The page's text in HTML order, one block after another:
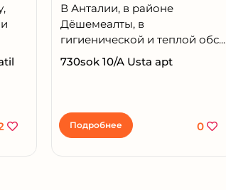
В Анталии, в районе
Дёшемеалты, в
гигиенической и теплой обс...
730sok 10/A Usta apt
Подробнее 0